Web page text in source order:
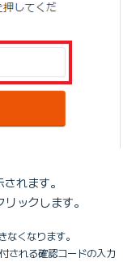
れます。
ックします。
くなります。
される確認コードの入力